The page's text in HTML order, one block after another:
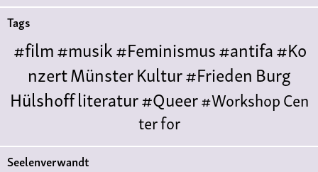
Tags
#film#musik#Feminismus#antifa#Ko
nzertMünsterKultur#FriedenBurg
Hülshoffliteratur#Queer#WorkshopCen
ter for
LiteraturePolyamoriePolytreff#liveEthische
Seelenverwandt